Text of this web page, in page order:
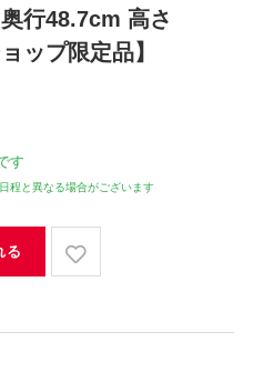
行48.7cm 高さ
ップ限定品】
す
程と異なる場合がございます
る